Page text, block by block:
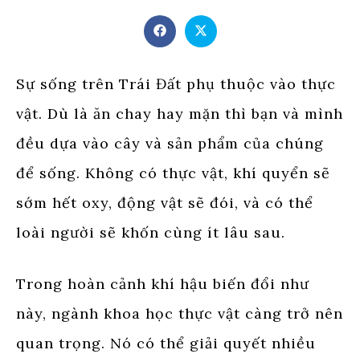
Opens
in
window
Opens
in
window
Sự sống trên Trái Đất phụ thuộc vào thực
vật. Dù là ăn chay hay mặn thì bạn và mình
đều dựa vào cây và sản phẩm của chúng
để sống. Không có thực vật, khí quyển sẽ
sớm hết oxy, động vật sẽ đói, và có thể
loài người sẽ khốn cùng ít lâu sau.
Trong hoàn cảnh khí hậu biến đổi như
này, ngành khoa học thực vật càng trở nên
quan trọng. Nó có thể giải quyết nhiều